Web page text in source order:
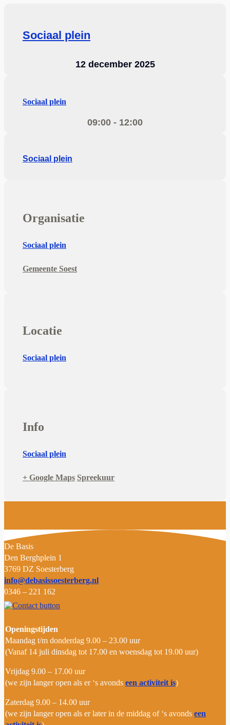
Sociaal plein
12 december 2025
Sociaal plein
09:00 - 12:00
Sociaal plein
Organisatie
Sociaal plein
Gemeente Soest
Locatie
Sociaal plein
Info
Sociaal plein
+ Google Maps Spreekuur
De Basis
Den Berghplein 1
3769 DZ Soesterberg
info@debasissoesterberg.nl
0346 – 221 162
Openingstijden
Maandag t/m donderdag 9.00 – 23.00 uur
(Vanaf 14 juli dinsdag tot 17.00 en woensdag tot 19.00 uur)
Vrijdag 9.00 – 17.00 uur
(we zijn langer open als er ‘s avonds een activiteit is)
Zaterdag 9.00 – 14.00 uur
(we zijn langer open als er later in de middag of ‘s avonds een